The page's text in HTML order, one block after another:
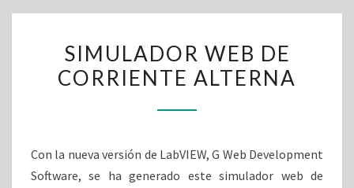
Departamento
Eléctrica.
Universidad
De Valladolid
WEB
DE
SIMULADOR WEB DE
CORRIENTE ALTERNA
Con la nueva versión de LabVIEW, G Web Development
Software, se ha generado este simulador web de